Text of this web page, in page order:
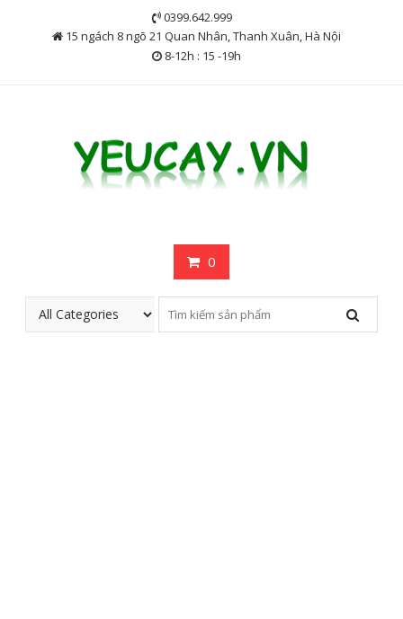
0399.642.999
15 ngách 8 ngõ 21 Quan Nhân, Thanh Xuân, Hà Nội
8-12h : 15 -19h
0